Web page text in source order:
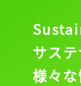
サス
様々